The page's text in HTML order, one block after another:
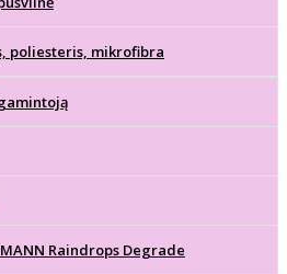
poliesteris, mikrofibra
Raindrops Degrade